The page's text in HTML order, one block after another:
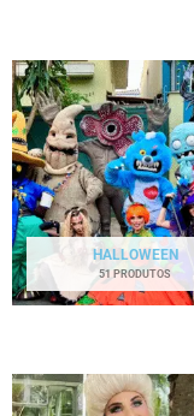
HALLOWEEN
51 PRODUTOS